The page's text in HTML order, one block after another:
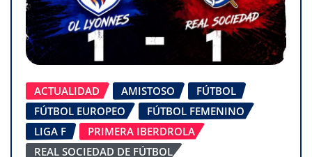
ACTUALIDAD AMISTOSO
FÚTBOL
FÚTBOL EUROPEO
FÚTBOL FEMENINO
LIGA F
PRIMERA IBERDROLA
REAL SOCIEDAD DE FÚTBOL